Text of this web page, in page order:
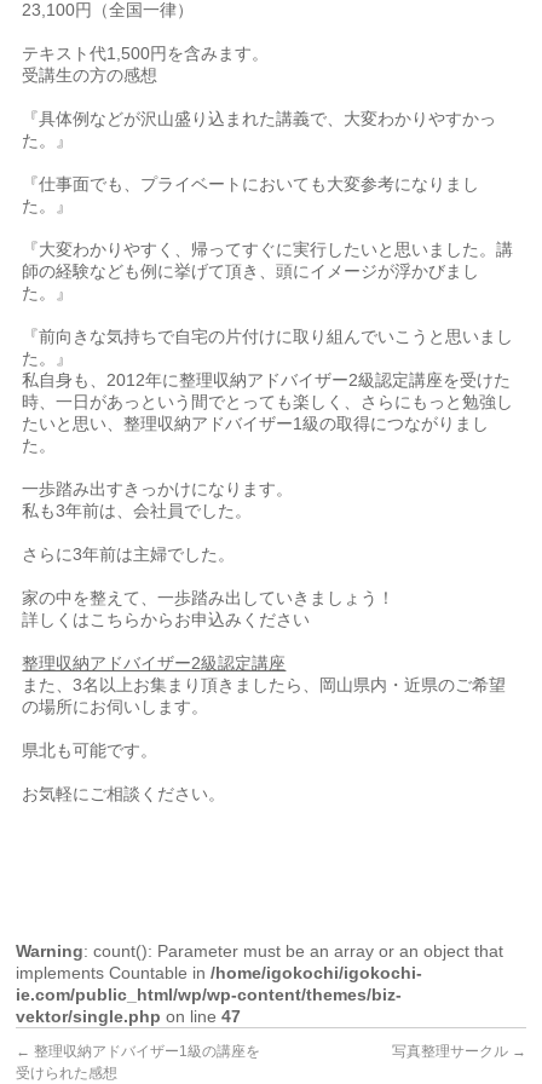
23,100円（全国一律）
テキスト代1,500円を含みます。
受講生の方の感想
『具体例などが沢山盛り込まれた講義で、大変わかりやすかっ
た。』
『仕事面でも、プライベートにおいても大変参考になりまし
た。』
『大変わかりやすく、帰ってすぐに実行したいと思いました。講
師の経験なども例に挙げて頂き、頭にイメージが浮かびまし
た。』
『前向きな気持ちで自宅の片付けに取り組んでいこうと思いまし
た。』
私自身も、2012年に整理収納アドバイザー2級認定講座を受けた
時、一日があっという間でとっても楽しく、さらにもっと勉強し
たいと思い、整理収納アドバイザー1級の取得につながりまし
た。
一歩踏み出すきっかけになります。
私も3年前は、会社員でした。
さらに3年前は主婦でした。
家の中を整えて、一歩踏み出していきましょう！
詳しくはこちらからお申込みください
整理収納アドバイザー2級認定講座
また、3名以上お集まり頂きましたら、岡山県内・近県のご希望
の場所にお伺いします。
県北も可能です。
お気軽にご相談ください。
Warning: count(): Parameter must be an array or an object that
implements Countable in/home/igokochi/igokochi-
ie.com/public_html/wp/wp-content/themes/biz-
vektor/single.php on line47
← 整理収納アドバイザー1級の講座を
受けられた感想
写真整理サークル →